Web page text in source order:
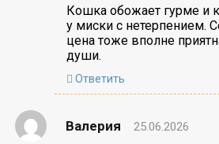
Кошка обожает гурме и
у миски с нетерпением.
цена тоже вполне
души.
Ответить
Валерия 25.06.2026